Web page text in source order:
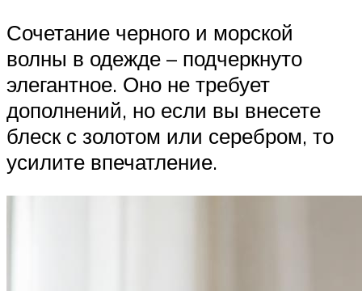
Сочетание черного и морской
волны в одежде – подчеркнуто
элегантное. Оно не требует
дополнений, но если вы внесете
блеск с золотом или серебром, то
усилите впечатление.